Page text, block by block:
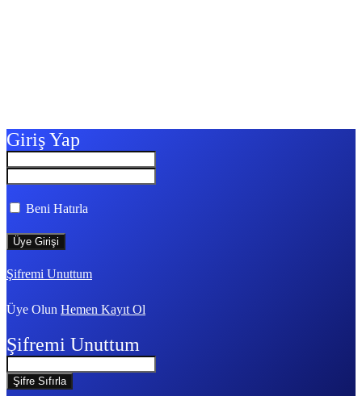
Giriş Yap
Beni Hatırla
Şifremi Unuttum
Üye Olun Hemen Kayıt Ol
Şifremi Unuttum